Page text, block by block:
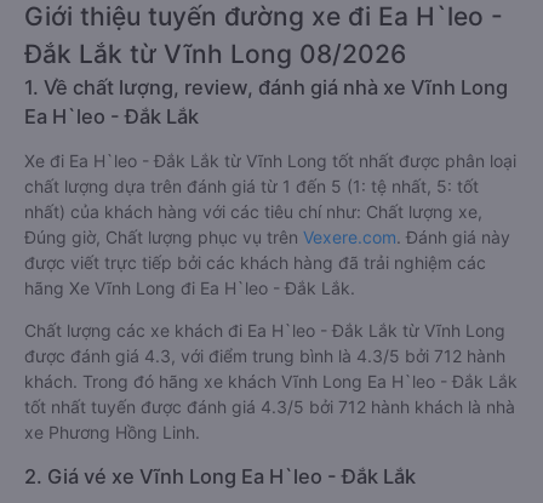
Giới thiệu tuyến đường xe đi Ea H`leo -
Đắk Lắk từ Vĩnh Long 08/2026
1. Về chất lượng, review, đánh giá nhà xe Vĩnh Long
Ea H`leo - Đắk Lắk
Xe đi Ea H`leo - Đắk Lắk từ Vĩnh Long tốt nhất được phân loại
chất lượng dựa trên đánh giá từ 1 đến 5 (1: tệ nhất, 5: tốt
nhất) của khách hàng với các tiêu chí như: Chất lượng xe,
Đúng giờ, Chất lượng phục vụ trên Vexere.com. Đánh giá này
được viết trực tiếp bởi các khách hàng đã trải nghiệm các
hãng Xe Vĩnh Long đi Ea H`leo - Đắk Lắk.
Chất lượng các xe khách đi Ea H`leo - Đắk Lắk từ Vĩnh Long
được đánh giá 4.3, với điểm trung bình là 4.3/5 bởi 712 hành
khách. Trong đó hãng xe khách Vĩnh Long Ea H`leo - Đắk Lắk
tốt nhất tuyến được đánh giá 4.3/5 bởi 712 hành khách là nhà
xe Phương Hồng Linh.
2. Giá vé xe Vĩnh Long Ea H`leo - Đắk Lắk